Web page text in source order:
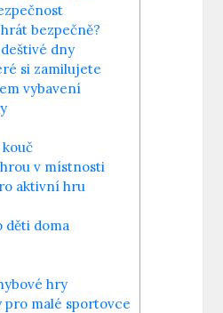
bezpečně?
dny
si zamilujete
vybavení
v místnosti
aktivní hru
děti doma
hry
pro malé sportovce